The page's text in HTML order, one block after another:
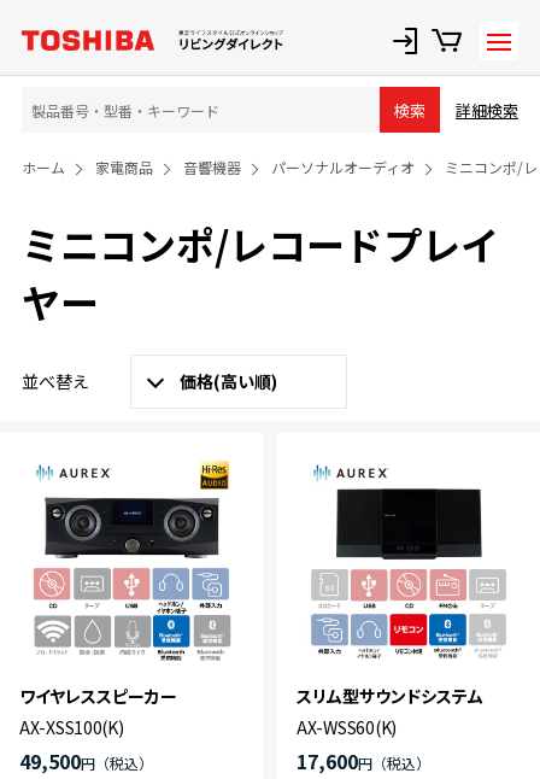
検索 詳細検索
ホーム 家電商品 音響機器 パーソナルオーディオ ミニコンポ/
ミニコンポ/レコードプレイ
ヤー
並べ替え 価格(高い順)
ワイヤレススピーカー
AX-XSS100(K)
49,500円
スリム型サウンドシステム
AX-WSS60(K)
17,600円